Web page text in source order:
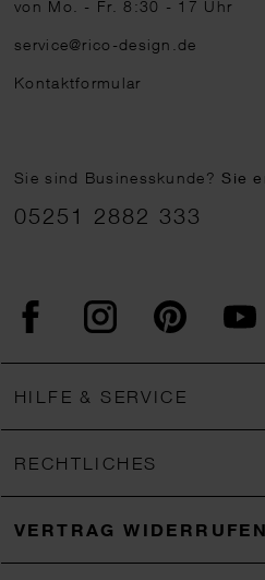
von Mo. - Fr. 8:30 - 17 Uhr
service@rico-design.de
Kontaktformular
Sie sind Businesskunde?Sie
05251 2882 333
FacebookInstagram Pinterest
HILFE & SERVICE
RECHTLICHES
VERTRAG WIDERRUFEN